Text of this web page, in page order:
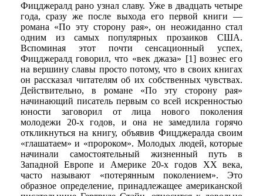
Фицджералд рано узнал славу. Уже в двадцать четыре
года, сразу же после выхода его первой книги —
романа «По эту сторону рая», он неожиданно стал
одним из самых популярных прозаиков США.
Вспоминая этот почти сенсационный успех,
Фицджералд говорил, что «век джаза» [1] вознес его
на вершину славы просто потому, что в своих книгах
он рассказал читателям об их собственных чувствах.
Действительно, в романе «По эту сторону рая»
начинающий писатель первым со всей искренностью
юности заговорил от лица нового поколения
молодежи 20-х годов, и она не замедлила горячо
откликнуться на книгу, объявив Фицджералда своим
«глашатаем» и «пророком». Молодых людей, которые
начинали самостоятельный жизненный путь в
Западной Европе и Америке 20-х годов XX века,
часто называют «потерянным поколением». Это
образное определение, принадлежащее американской